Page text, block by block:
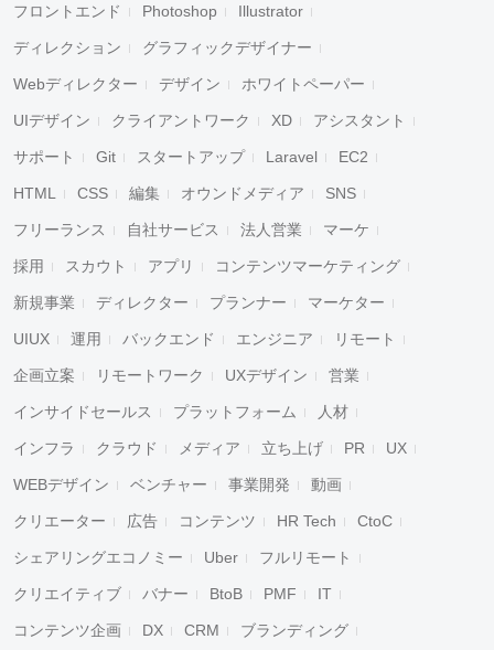
フロントエンド Photoshop Illustrator
ディレクション グラフィックデザイナー
Webディレクター デザイン ホワイトペーパー
UIデザイン クライアントワーク XD アシスタント
サポート Git スタートアップ Laravel EC2
HTML CSS 編集 オウンドメディア SNS
フリーランス 自社サービス 法人営業 マーケ
採用 スカウト アプリ コンテンツマーケティング
新規事業 ディレクター プランナー マーケター
UIUX 運用 バックエンド エンジニア リモート
企画立案 リモートワーク UXデザイン 営業
インサイドセールス プラットフォーム 人材
インフラ クラウド メディア 立ち上げ PR UX
WEBデザイン ベンチャー 事業開発 動画
クリエーター 広告 コンテンツ HR Tech CtoC
シェアリングエコノミー Uber フルリモート
クリエイティブ バナー BtoB PMF IT
コンテンツ企画 DX CRM ブランディング